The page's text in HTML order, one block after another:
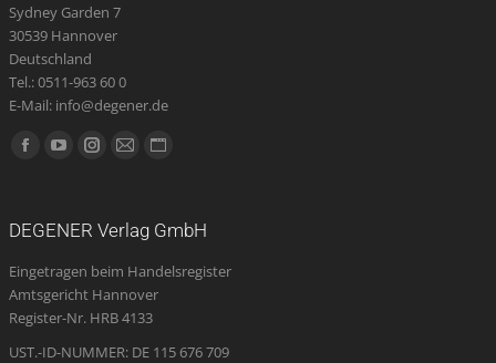
Sydney Garden 7
30539 Hannover
Deutschland
Tel.: 0511-963 60 0
E-Mail: info@degener.de
Finden Sie uns auf:
Facebook
in
new
window
YouTube
in
new
window
Instagram
in
new
window
E-
opens
in
new
window
Website
in
new
DEGENER Verlag GmbH
Eingetragen beim Handelsregister
Amtsgericht Hannover
Register-Nr. HRB 4133
UST.-ID-NUMMER: DE 115 676 709